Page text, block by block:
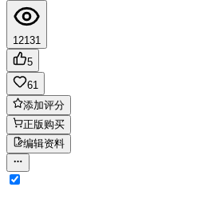
12131
5
61
添加评分
正版购买
编辑资料